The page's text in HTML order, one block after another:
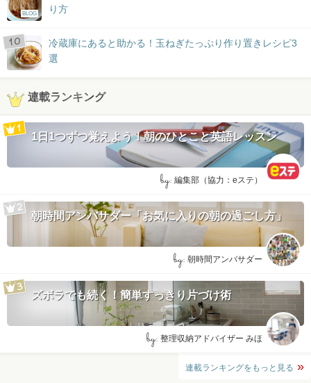
BLOG
り方
冷蔵庫にあると助かる！玉ねぎたっぷり作り置きレシピ3
選
連載ランキング
1日1つずつ覚えよう！朝のひとこと英語レッスン
by: 編集部（協力：eステ）
朝時間アンバサダー「お気に入りの朝の過ごし方」
by: 朝時間アンバサダー
ズボラでも続く！簡単すっきり片づけ術
by: 整理収納アドバイザー みほ
連載ランキングをもっと見る